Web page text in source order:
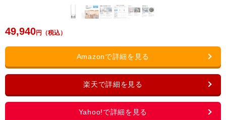
49,940